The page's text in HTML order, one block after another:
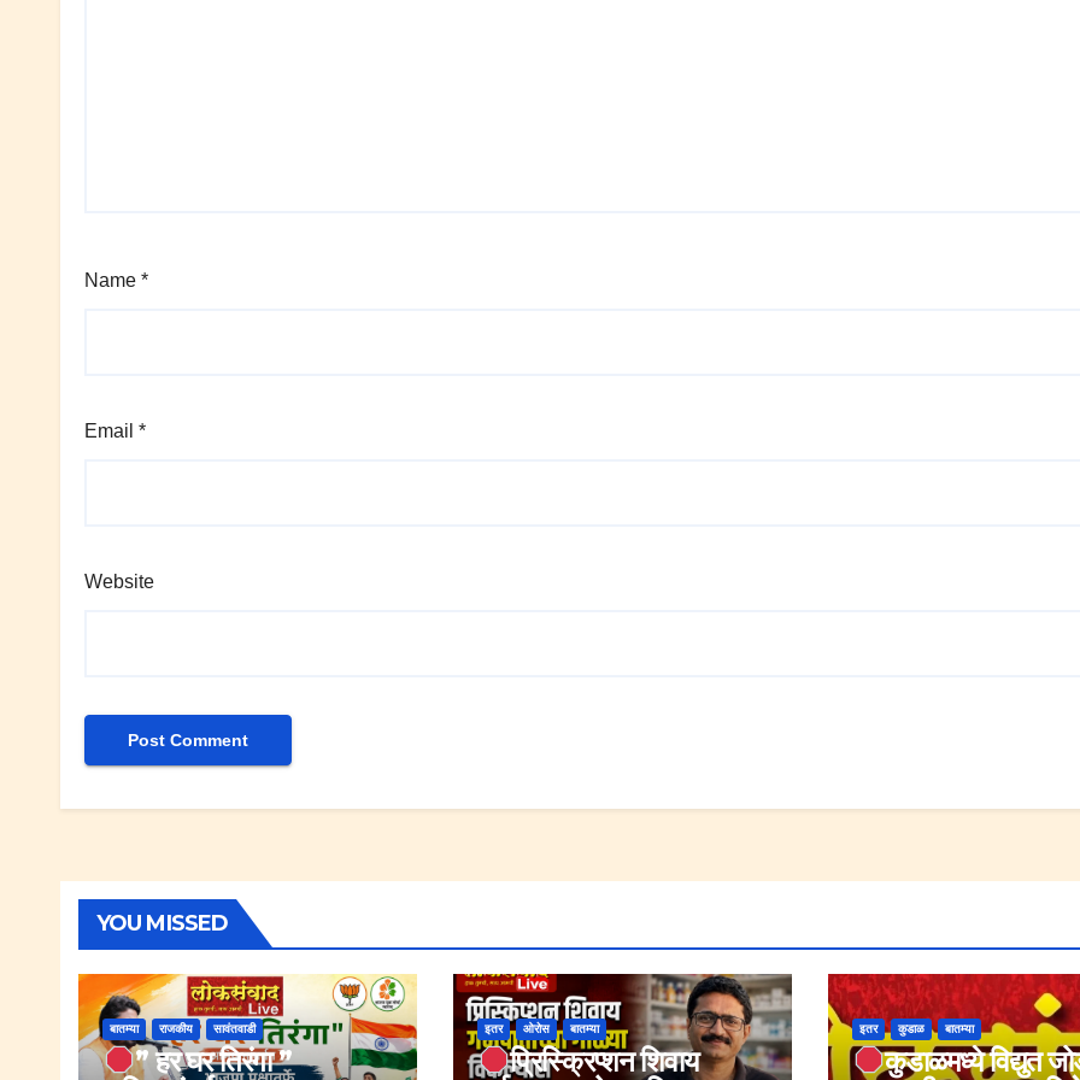
Name *
Email *
Website
YOU MISSED
बातम्या राजकीय सावंतवाडी
” हर घर तिरंगा ”
इतर ओरोस बातम्या
प्रिस्क्रिप्शन शिवाय
इतर कुडाळ बातम्या
कुडाळमध्ये विद्युत